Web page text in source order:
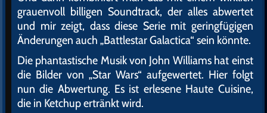
grauenvoll billigen Soundtrack, der alles abwertet
und mir zeigt, dass diese Serie mit geringfügigen
Änderungen auch „Battlestar Galactica“ sein könnte.
Die phantastische Musik von John Williams hat einst
die Bilder von „Star Wars“ aufgewertet. Hier folgt
nun die Abwertung. Es ist erlesene Haute Cuisine,
die in Ketchup ertränkt wird.